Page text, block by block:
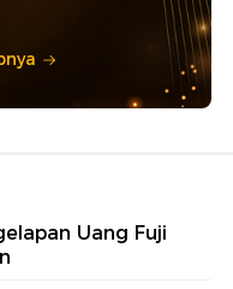
Uang Fuji